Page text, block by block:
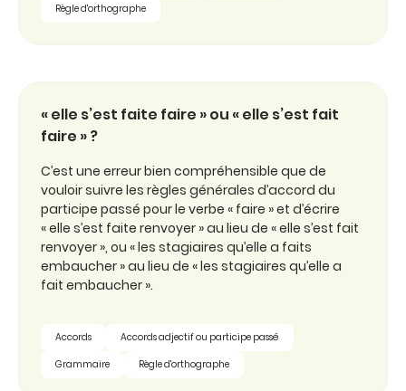
Règle d'orthographe
« elle s’est faite faire » ou « elle s’est fait
faire » ?
C’est une erreur bien compréhensible que de
vouloir suivre les règles générales d’accord du
participe passé pour le verbe « faire » et d’écrire
« elle s’est faite renvoyer » au lieu de « elle s’est fait
renvoyer », ou « les stagiaires qu’elle a faits
embaucher » au lieu de « les stagiaires qu’elle a
fait embaucher ».
Accords
Accords adjectif ou participe passé
Grammaire
Règle d'orthographe